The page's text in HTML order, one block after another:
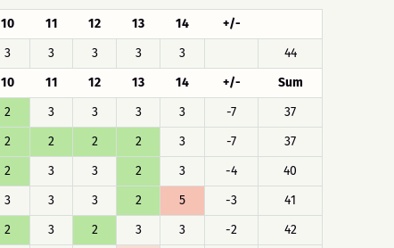
10 11 12 13 14
+/-
3 3 3 3 3
44
10 11 12 13 14 +/-
Sum
2 3 3 3 3 -7
37
2 2 2 2 3 -7
37
2 3 3 2 3 -4
40
3 3 3 2 5 -3
41
2 3 2 3 3 -2
42